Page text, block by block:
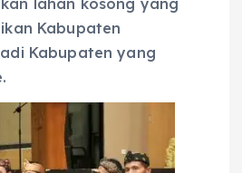
lahan kosong yang
Kabupaten
Kabupaten yang